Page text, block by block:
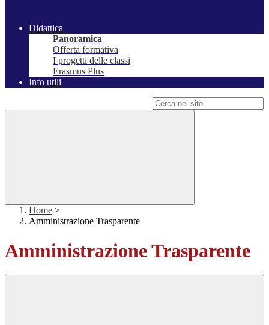
Didattica
Panoramica
Offerta formativa
I progetti delle classi
Erasmus Plus
Info utili
Home >
Amministrazione Trasparente
Amministrazione Trasparente